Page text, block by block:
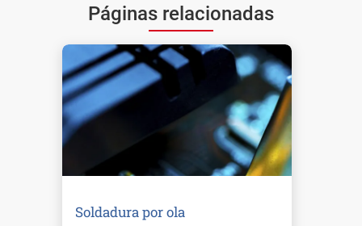
Páginas relacionadas
Soldadura por ola